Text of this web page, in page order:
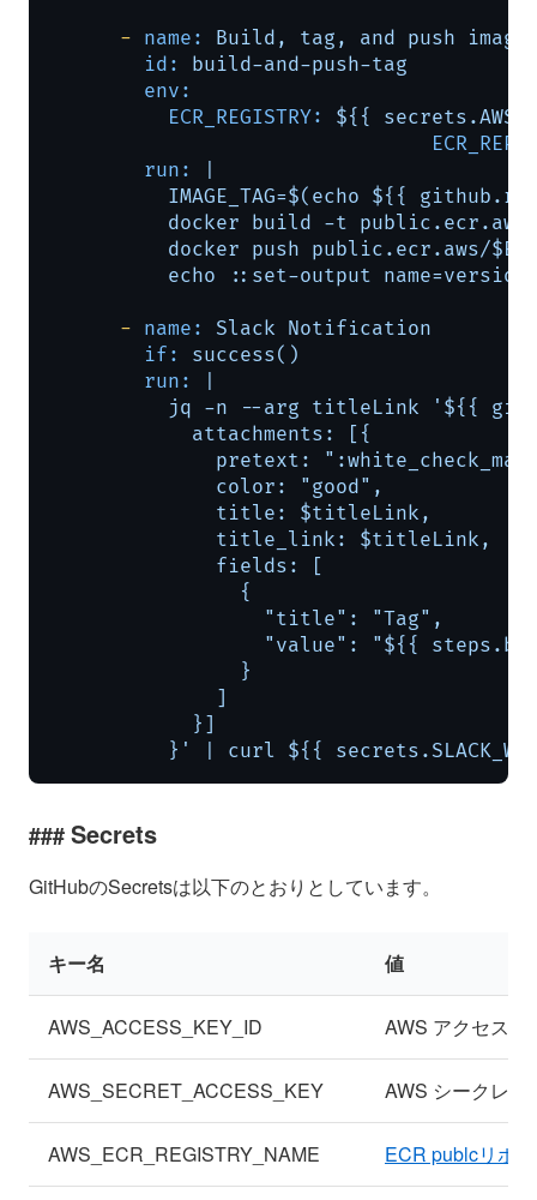
- name: Build, tag, and push
image
id:
build-and-push-tag
env:
ECR_REGISTRY:
${{
run:
IMAGE_TAG=$(echo ${{
docker build -t
docker push public.ecr.aws/
- name: Slack Notification
if:
success()
run:
jq -n --arg titleLink '${{
            attachments: [{
pretext:
              color: "good",
              title: $titleLink,
              title_link: $titleLink,
              fields: [
                {
                  "title": "Tag",
"value": "${{
                }
              ]
            }]
}' | curl ${{
Secrets
GitHubのSecretsは以下のとおりとしています。
キー名 値
AWS_ACCESS_KEY_ID AWS アクセスキ
AWS_SECRET_ACCESS_KEY AWS シークレッ
AWS_ECR_REGISTRY_NAME ECR publcリポ